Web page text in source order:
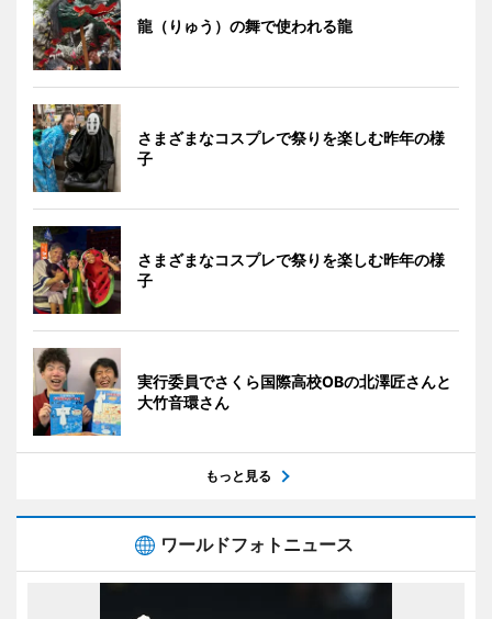
龍（りゅう）の舞で使われる龍
さまざまなコスプレで祭りを楽しむ昨年の様
子
さまざまなコスプレで祭りを楽しむ昨年の様
子
実行委員でさくら国際高校OBの北澤匠さんと
大竹音環さん
もっと見る
ワールドフォトニュース